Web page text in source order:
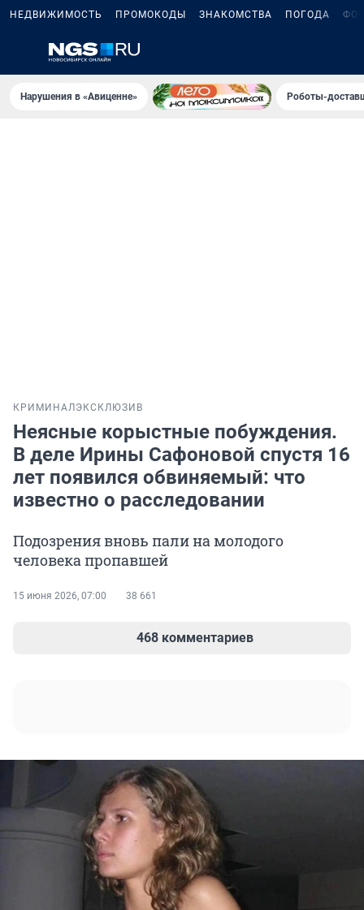
НЕДВИЖИМОСТЬ ПРОМОКОДЫ ЗНАКОМСТВА ПОГОДА
Нарушения в «Авиценне» Роботы-
КРИМИНАЛ ЭКСКЛЮЗИВ
Неясные корыстные побуждения.
В деле Ирины Сафоновой спустя 16
лет появился обвиняемый: что
известно о расследовании
Подозрения вновь пали на молодого
человека пропавшей
15 июня 2026, 07:00 38 661
468 комментариев